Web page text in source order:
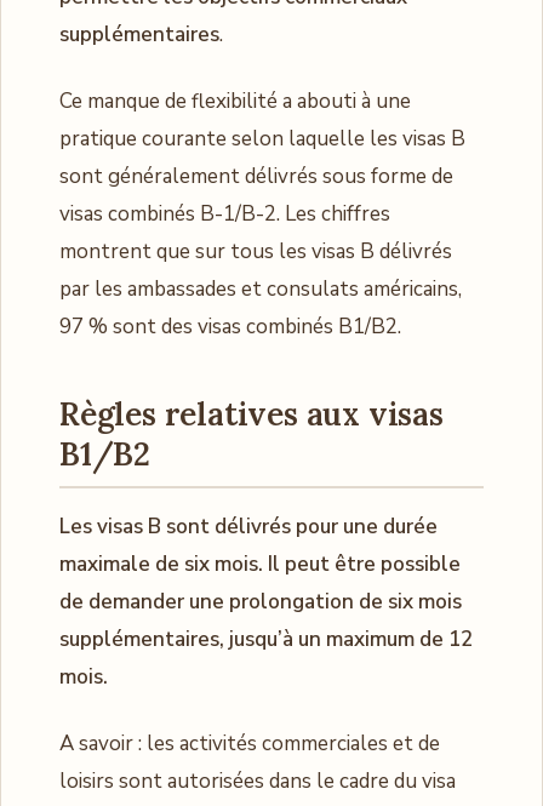
supplémentaires.
Ce manque de flexibilité a abouti à une
pratique courante selon laquelle les visas B
sont généralement délivrés sous forme de
visas combinés B-1/B-2. Les chiffres
montrent que sur tous les visas B délivrés
par les ambassades et consulats américains,
97 % sont des visas combinés B1/B2.
Règles relatives aux visas
B1/B2
Les visas B sont délivrés pour une durée
maximale de six mois. Il peut être possible
de demander une prolongation de six mois
supplémentaires, jusqu’à un maximum de 12
mois.
A savoir : les activités commerciales et de
loisirs sont autorisées dans le cadre du visa